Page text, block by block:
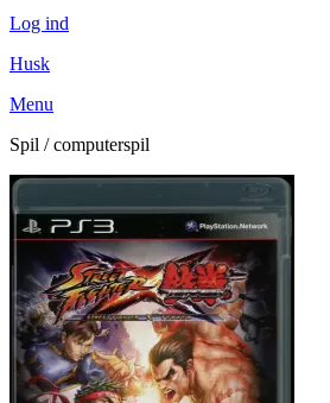
Log ind
Husk
Menu
Spil / computerspil